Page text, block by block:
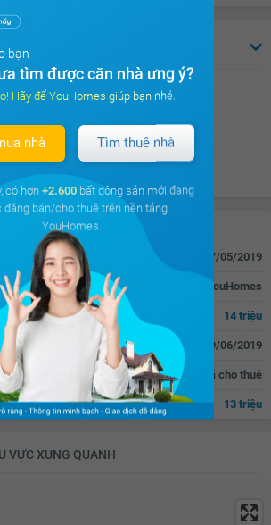
Cửa sổ
Tủ âm tường
Bếp từ âm
Máy rửa bát
Máy hút mùi
Vòi hoa sen
Quạt thông gió
Rèm
Đèn ốp trần phòng khách
Chắn ban công
Đèn ốp trần ban công
Xem thêm
17/05/2019
Đăng tin cho thuê trên YouHomes
14 triệu
19/06/2019
Đã cho thuê
13 triệu
VỰC XUNG QUANH
bạn
tìm được căn nhà ưng ý?
Hãy để YouHomes giúp bạn nhé.
nhà Tìm thuê nhà
có hơn +2.600 bất động sản mới đang
đăng bán/cho thuê trên nền tảng
YouHomes.